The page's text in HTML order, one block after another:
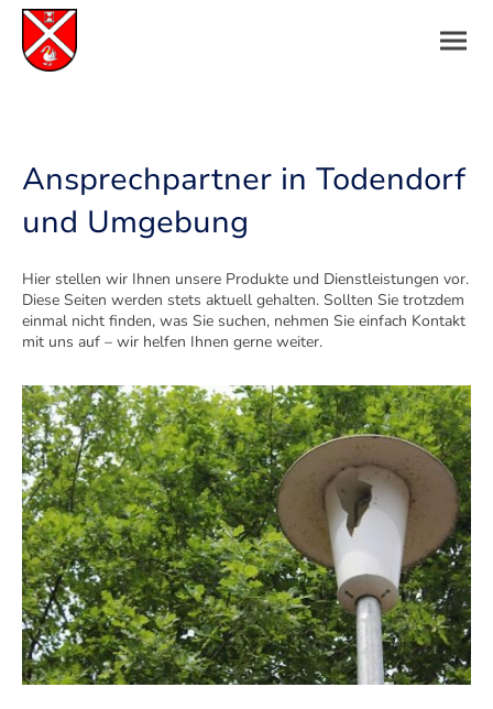
Ansprechpartner in Todendorf
und Umgebung
Hier stellen wir Ihnen unsere Produkte und Dienstleistungen vor.
Diese Seiten werden stets aktuell gehalten. Sollten Sie trotzdem
einmal nicht finden, was Sie suchen, nehmen Sie einfach Kontakt
mit uns auf – wir helfen Ihnen gerne weiter.